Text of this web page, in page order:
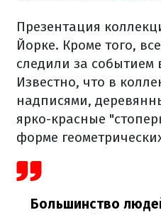
Презентация
Йорке. Кроме того,
следили за
Известно, что в
надписями,
ярко-красные
форме
Большинство